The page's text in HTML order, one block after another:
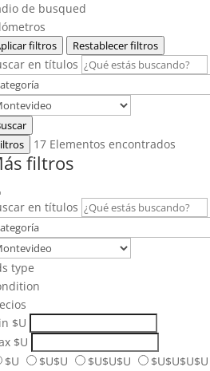
de busqued
filtros Restablecer filtros
en títulos
17 Elementos encontrados
filtros
en títulos
type
$U
$U
$U
$U$U $U$U$U
$U$U$U$U